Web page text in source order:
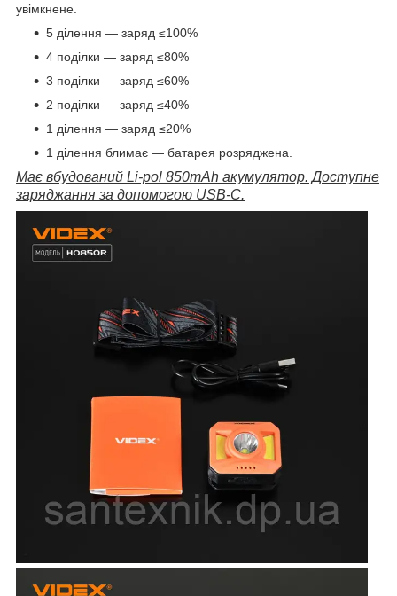
увімкнене.
5 ділення — заряд ≤100%
4 поділки — заряд ≤80%
3 поділки — заряд ≤60%
2 поділки — заряд ≤40%
1 ділення — заряд ≤20%
1 ділення блимає — батарея розряджена.
Має вбудований Li-pol 850mAh акумулятор. Доступне
заряджання за допомогою USB-C.